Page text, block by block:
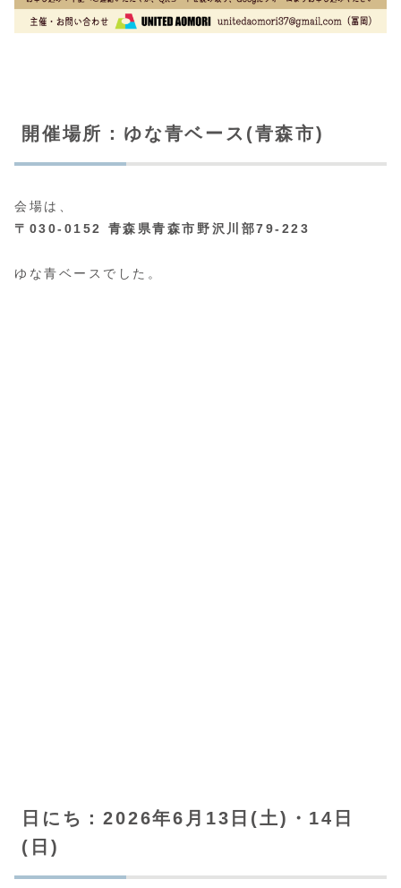
開催場所：ゆな青ベース(青森市)
会場は、
〒030-0152 青森県青森市野沢川部79-223
ゆな青ベースでした。
日にち：2026年6月13日(土)・14日
(日)